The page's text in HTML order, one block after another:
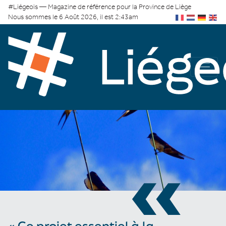
#Liégeois — Magazine de référence pour la Province de Liège
Nous sommes le 6 Août 2026, il est 2:43am
«